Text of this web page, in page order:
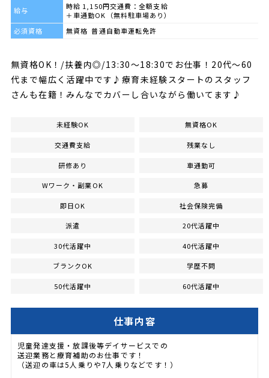
給与
時給 1,150円交通費：全額支給
＋車通勤OK（無料駐車場あり）
必須資格
無資格 普通自動車運転免許
無資格OK！/扶養内◎/13:30～18:30でお仕事！20代～60
代まで幅広く活躍中です♪療育未経験スタートのスタッフ
さんも在籍！みんなでカバーし合いながら働いてます♪
未経験OK 無資格OK
交通費支給 残業なし
研修あり 車通勤可
Wワーク・副業OK 急募
即日OK 社会保険完備
派遣 20代活躍中
30代活躍中 40代活躍中
ブランクOK 学歴不問
50代活躍中 60代活躍中
仕事内容
児童発達支援・放課後等デイサービスでの
送迎業務と療育補助のお仕事です！
（送迎の車は5人乗りや7人乗りなどです！）